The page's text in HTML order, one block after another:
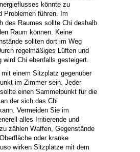
könnte zu
Problemen führen. Im
des Raumes sollte Chi deshalb
Raum können. Keine
sollten dort im Weg
regelmäßiges Lüften und
wird Chi ebenfalls gesteigert.
einem Sitzplatz gegenüber
im Zimmer sein. Jeder
einen Sammelpunkt für die
der sich das Chi
Vermeiden Sie im
alles Irritierende und
zählen Waffen, Gegenstände
oder kranke
wirken Sitzplätze mit dem